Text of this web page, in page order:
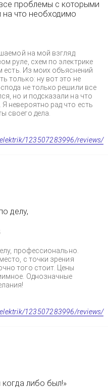
проблемы с которыми
на что необходимо
на мой взгляд
руле, схем по электрике
есть. Из моих объяснений
только: ну вот это не
не только решили все
но и подсказали на что
невероятно рад что есть
своего дела.
123507283996/reviews/
делу,
профессионально.
с точки зрения
того стоит. Цены
Однозначные
123507283996/reviews/
либо был!»